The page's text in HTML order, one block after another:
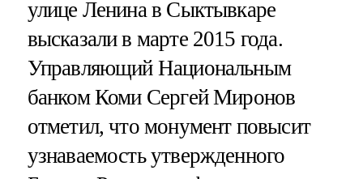
улице Ленина в Сыктывкаре
высказали в марте 2015 года.
Управляющий Национальным
банком Коми Сергей Миронов
отметил, что монумент повысит
узнаваемость утвержденного